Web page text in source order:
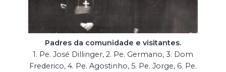
Padres da comunidade e visitantes.
1. Pe. José Dillinger, 2. Pe. Germano, 3. Dom
Frederico, 4. Pe. Agostinho, 5. Pe. Jorge, 6. Pe.